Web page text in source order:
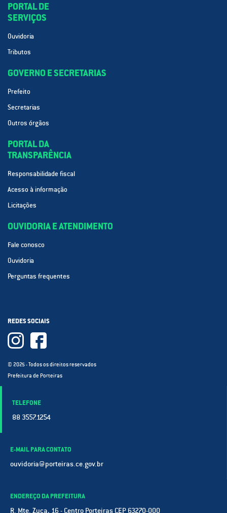
PORTAL DE
SERVIÇOS
Ouvidoria
Tributos
GOVERNO E SECRETARIAS
Prefeito
Secretarias
Outros órgãos
PORTAL DA
TRANSPARÊNCIA
Responsabilidade fiscal
Acesso à informação
Licitações
OUVIDORIA E ATENDIMENTO
Fale conosco
Ouvidoria
Perguntas frequentes
REDES SOCIAIS
© 2025 - Todos os direitos reservados
Prefeitura de Porteiras
TELEFONE
88 3557.1254
E-MAIL PARA CONTATO
ouvidoria@porteiras.ce.gov.br
ENDEREÇO DA PREFEITURA
R. Mte. Zuca, 16 - Centro Porteiras CEP 63270-000